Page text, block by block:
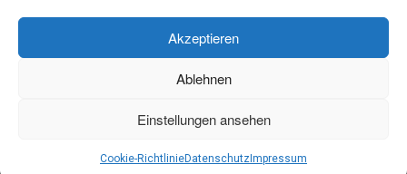
Akzeptieren
Ablehnen
Einstellungen ansehen
Cookie-RichtlinieDatenschutz Impressum
© Notar Alexander Klein 2016 | produced byABC-Onlinemedien